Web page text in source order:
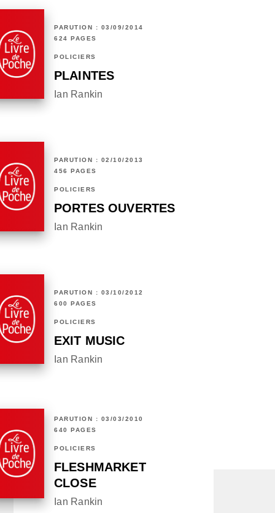
PARUTION : 03/09/2014
624 PAGES
POLICIERS
PLAINTES
Ian Rankin
PARUTION : 02/10/2013
456 PAGES
POLICIERS
PORTES OUVERTES
Ian Rankin
PARUTION : 03/10/2012
600 PAGES
POLICIERS
EXIT MUSIC
Ian Rankin
PARUTION : 03/03/2010
640 PAGES
POLICIERS
FLESHMARKET
CLOSE
Ian Rankin